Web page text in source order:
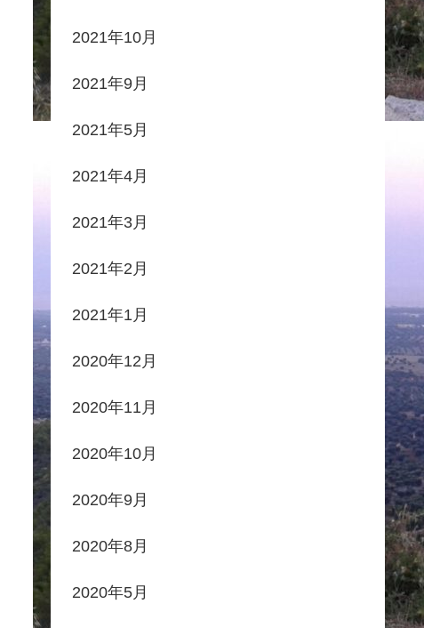
2021年10月
2021年9月
2021年5月
2021年4月
2021年3月
2021年2月
2021年1月
2020年12月
2020年11月
2020年10月
2020年9月
2020年8月
2020年5月